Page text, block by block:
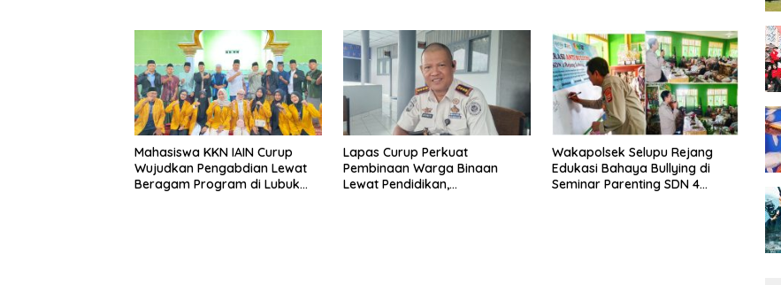
Mahasiswa KKN IAIN Curup
Wujudkan Pengabdian Lewat
Beragam Program di Lubuk
Lapas Curup Perkuat
Pembinaan Warga Binaan
Lewat Pendidikan,
Wakapolsek Selupu Rejang
Edukasi Bahaya Bullying di
Seminar Parenting SDN 4